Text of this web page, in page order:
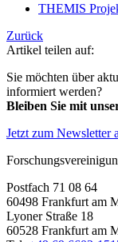
THEMIS
Zurück
Artikel teilen auf:
Sie möchten über
informiert werden?
Bleiben Sie mit
Jetzt zum Newsletter
Postfach 71 08 64
60498 Frankfurt am
Lyoner Straße 18
60528 Frankfurt am